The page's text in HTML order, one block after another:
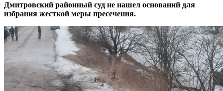
Дмитровский районный суд не нашел оснований для
избрания жесткой меры пресечения.